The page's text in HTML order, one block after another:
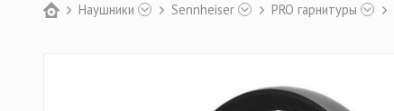
Наушники Sennheiser PRO гарнитуры